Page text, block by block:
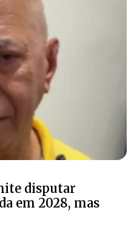
disputar
em 2028, mas